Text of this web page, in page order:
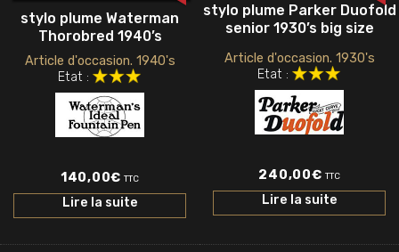
stylo plume Waterman
Thorobred 1940’s
Article d'occasion. 1940's
Etat :
140,00€ TTC
Lire la suite
stylo plume Parker Duofold
senior 1930’s big size
Article d'occasion. 1930's
Etat :
240,00€ TTC
Lire la suite